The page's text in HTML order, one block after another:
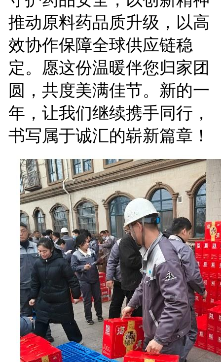
推动原料药品质升级，以高
效协作保障全球供应链稳
定。愿这份温暖伴您归家团
圆，共度美满佳节。新的一
年，让我们继续携手同行，
书写属于诚汇的崭新篇章！